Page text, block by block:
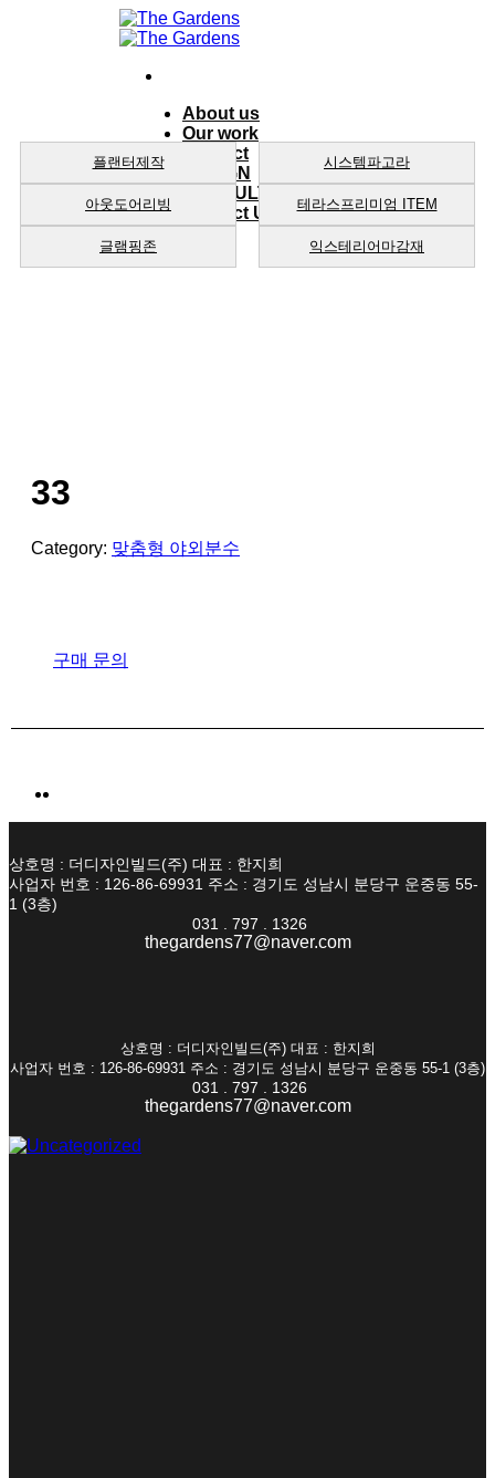
About us
Our work
product
DESIGN
CONSULTING
Contact Us
플랜터제작 시스템파고라
아웃도어리빙 테라스프리미엄 ITEM
글램핑존 익스테리어마감재
33
Category: 맞춤형 야외분수
구매 문의
상호명 : 더디자인빌드(주) 대표 : 한지희
사업자 번호 : 126-86-69931 주소 : 경기도 성남시 분당구 운중동 55-
1 (3층)
031 . 797 . 1326
thegardens77@naver.com
상호명 : 더디자인빌드(주) 대표 : 한지희
사업자 번호 : 126-86-69931 주소 : 경기도 성남시 분당구 운중동 55-1 (3층)
031 . 797 . 1326
thegardens77@naver.com